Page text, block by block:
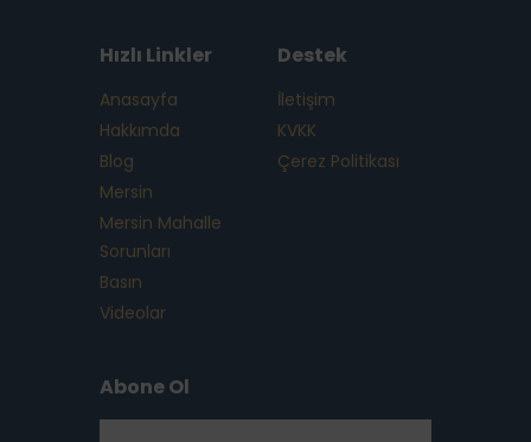
Hızlı Linkler
Anasayfa
Hakkımda
Blog
Mersin
Mersin Mahalle
Sorunları
Basın
Videolar
Destek
İletişim
KVKK
Çerez Politikası
Abone Ol